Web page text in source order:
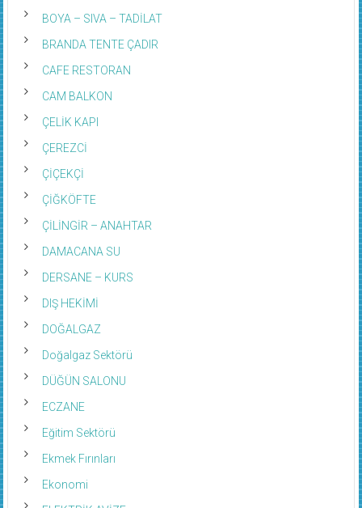
BOYA – SIVA – TADİLAT
BRANDA TENTE ÇADIR
CAFE RESTORAN
CAM BALKON
ÇELİK KAPI
ÇEREZCİ
ÇİÇEKÇİ
ÇİĞKÖFTE
ÇİLİNGİR – ANAHTAR
DAMACANA SU
DERSANE – KURS
DIŞ HEKİMİ
DOĞALGAZ
Doğalgaz Sektörü
DÜĞÜN SALONU
ECZANE
Eğitim Sektörü
Ekmek Fırınları
Ekonomi